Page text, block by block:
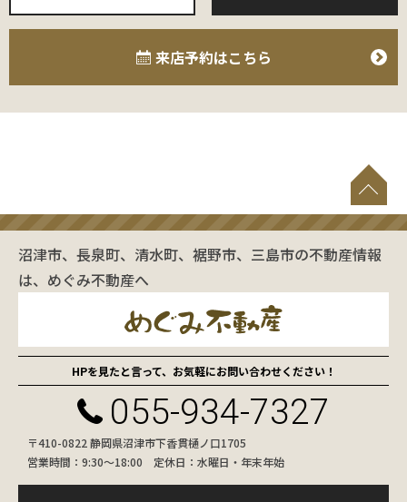
来店予約はこちら
沼津市、長泉町、清水町、裾野市、三島市の不動産情報
は、めぐみ不動産へ
HPを見たと言って、お気軽にお問い合わせください！
055-934-7327
〒410-0822 静岡県沼津市下香貫樋ノ口1705
営業時間：9:30〜18:00 定休日：水曜日・年末年始